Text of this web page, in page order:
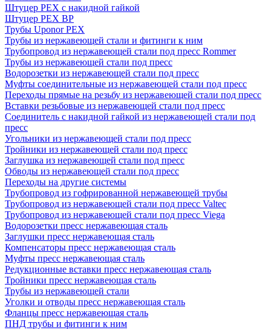
Штуцер PEX c накидной гайкой
Штуцер PEX ВР
Трубы Uponor PEX
Трубы из нержавеющей стали и фитинги к ним
Трубопровод из нержавеющей стали под пресс Rommer
Трубы из нержавеющей стали под пресс
Водорозетки из нержавеющей стали под пресс
Муфты соединительные из нержавеющей стали под пресс
Переходы прямые на резьбу из нержавеющей стали под пресс
Вставки резьбовые из нержавеющей стали под пресс
Соединитель с накидной гайкой из нержавеющей стали под
пресс
Угольники из нержавеющей стали под пресс
Тройники из нержавеющей стали под пресс
Заглушка из нержавеющей стали под пресс
Обводы из нержавеющей стали под пресс
Переходы на другие системы
Трубопровод из гофрированной нержавеющей трубы
Трубопровод из нержавеющей стали под пресс Valtec
Трубопровод из нержавеющей стали под пресс Viega
Водорозетки пресс нержавеющая сталь
Заглушки пресс нержавеющая сталь
Компенсаторы пресс нержавеющая сталь
Муфты пресс нержавеющая сталь
Редукционные вставки пресс нержавеющая сталь
Тройники пресс нержавеющая сталь
Трубы из нержавеющей стали
Уголки и отводы пресс нержавеющая сталь
Фланцы пресс нержавеющая сталь
ПНД трубы и фитинги к ним